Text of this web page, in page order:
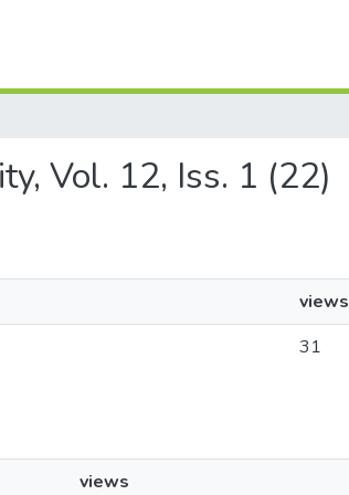
Vol. 12, Iss. 1 (22)
views
31
views